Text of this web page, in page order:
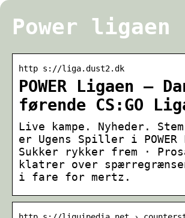
Power ligaen
http s://liga.dust2.dk
POWER Ligaen –
førende CS:GO
Live kampe. Nyheder.
er Ugens Spiller i POWER
Sukker rykker frem ·
klatrer over
i fare for mertz.